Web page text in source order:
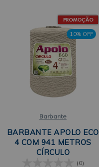
10% OFF
Barbante
BARBANTE APOLO ECO
4 COM 941 METROS
CÍRCULO
(0)